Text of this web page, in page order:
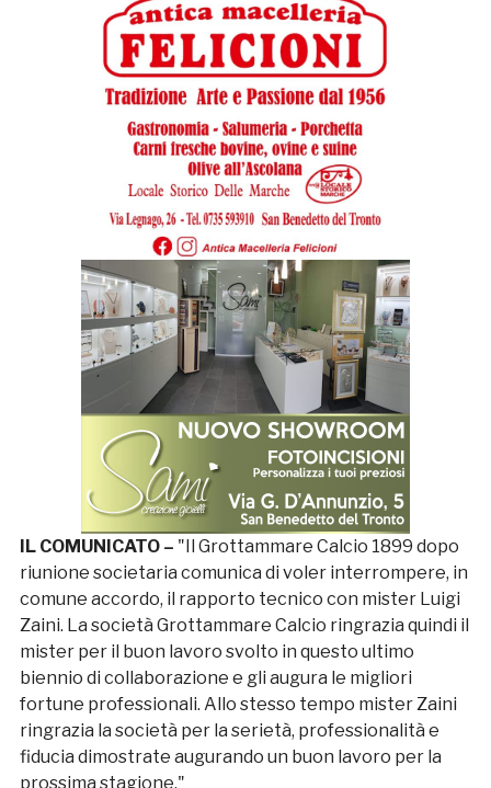
IL COMUNICATO – "Il Grottammare Calcio 1899 dopo
riunione societaria comunica di voler interrompere, in
comune accordo, il rapporto tecnico con mister Luigi
Zaini. La società Grottammare Calcio ringrazia quindi il
mister per il buon lavoro svolto in questo ultimo
biennio di collaborazione e gli augura le migliori
fortune professionali. Allo stesso tempo mister Zaini
ringrazia la società per la serietà, professionalità e
fiducia dimostrate augurando un buon lavoro per la
prossima stagione."